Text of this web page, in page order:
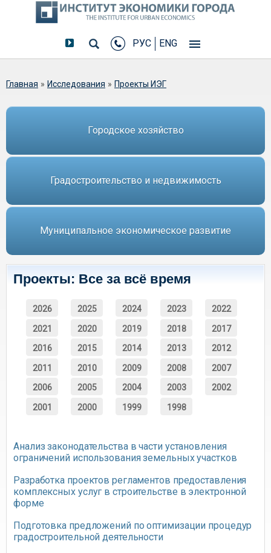
РУС ENG
Вы здесь
Главная » Исследования » Проекты ИЭГ
Городское хозяйство
Градостроительство и недвижимость
Муниципальное экономическое развитие
Проекты: Все за всё время
2026 2025 2024 2023 2022
2021 2020 2019 2018 2017
2016 2015 2014 2013 2012
2011 2010 2009 2008 2007
2006 2005 2004 2003 2002
2001 2000 1999 1998
Анализ законодательства в части установления
ограничений использования земельных участков
Разработка проектов регламентов предоставления
комплексных услуг в строительстве в электронной
форме
Подготовка предложений по оптимизации процедур
градостроительной деятельности